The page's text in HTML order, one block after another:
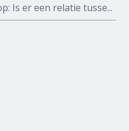
Is er een relatie tusse...